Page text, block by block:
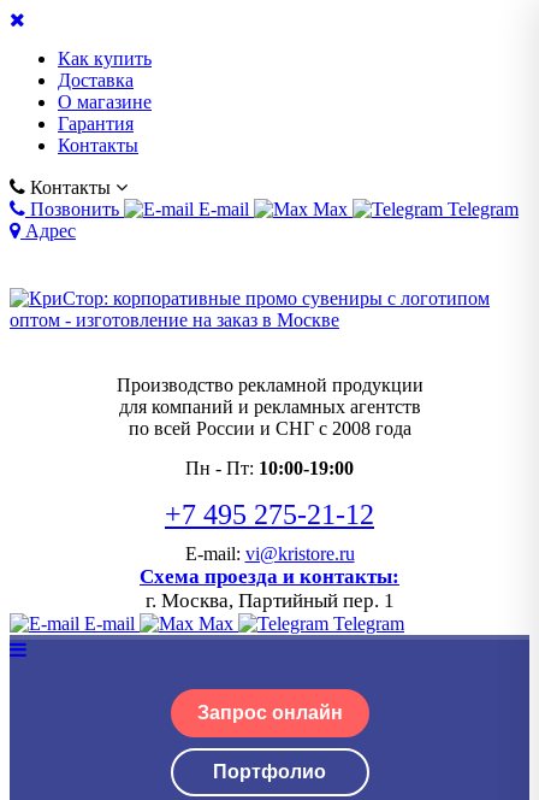
Как купить
Доставка
О магазине
Гарантия
Контакты
Контакты
Позвонить
E-mail Max
Telegram
Адрес
Производство рекламной продукции
для компаний и рекламных агентств
по всей России и СНГ с 2008 года
Пн - Пт: 10:00-19:00
+7 495 275-21-12
E-mail: vi@kristore.ru
Схема проезда и контакты:
г. Москва, Партийный пер. 1
E-mail Max Telegram
Запрос онлайн
Портфолио